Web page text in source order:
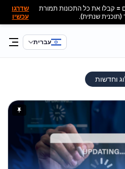
= קבלו את כל התכונות תמורת
שדרגו
עכשיו
עברית
וחדשות